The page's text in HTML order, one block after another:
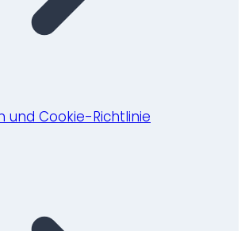
und Cookie-Richtlinie